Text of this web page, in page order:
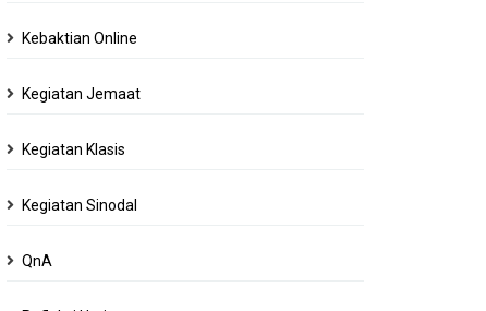
Kebaktian Online
Kegiatan Jemaat
Kegiatan Klasis
Kegiatan Sinodal
QnA